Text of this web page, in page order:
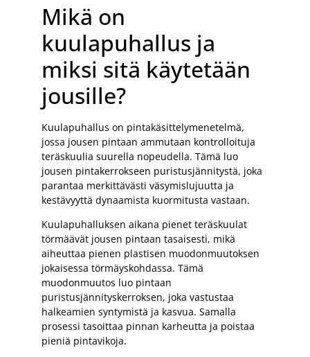
Mikä on
kuulapuhallus ja
miksi sitä käytetään
jousille?
Kuulapuhallus on pintakäsittelymenetelmä,
jossa jousen pintaan ammutaan kontrolloituja
teräskuulia suurella nopeudella. Tämä luo
jousen pintakerrokseen puristusjännitystä, joka
parantaa merkittävästi väsymislujuutta ja
kestävyyttä dynaamista kuormitusta vastaan.
Kuulapuhalluksen aikana pienet teräskuulat
törmäävät jousen pintaan tasaisesti, mikä
aiheuttaa pienen plastisen muodonmuutoksen
jokaisessa törmäyskohdassa. Tämä
muodonmuutos luo pintaan
puristusjännityskerroksen, joka vastustaa
halkeamien syntymistä ja kasvua. Samalla
prosessi tasoittaa pinnan karheutta ja poistaa
pieniä pintavikoja.